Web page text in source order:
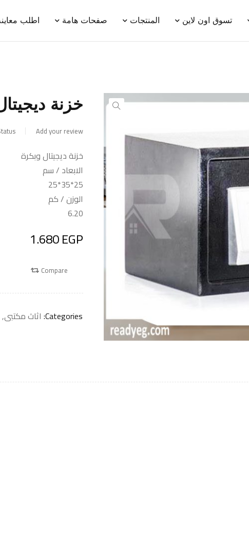
تسوق اون لاين المنتجات صفحات هامة اطلب
خزنة
Add your review
خزنة ديجيتال وبكرة
الابعاد / سم
25*35*25
الوزن / كم
6.20
1.680EGP
Compare
Categories: اثاث مكتبى,